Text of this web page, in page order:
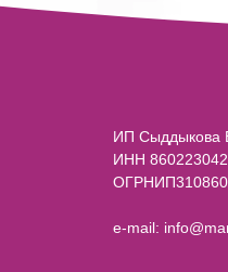
ИП Сыддыкова
ИНН
e-mail: